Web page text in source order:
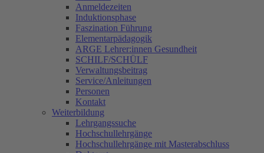
Anmeldezeiten
Induktionsphase
Faszination Führung
Elementarpädagogik
ARGE Lehrer:innen Gesundheit
SCHILF/SCHÜLF
Verwaltungsbeitrag
Service/Anleitungen
Personen
Kontakt
Weiterbildung
Lehrgangssuche
Hochschullehrgänge
Hochschullehrgänge mit Masterabschluss